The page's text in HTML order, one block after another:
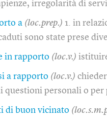
irregolarità di
a (loc.prep.) 1. in
sono state prese
in rapporto (loc.v.)
a rapporto (loc.v.)
questioni personali o per
di buon vicinato